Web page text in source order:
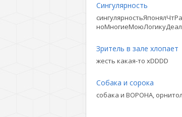
Сингулярность
Зритель в зале хлопает
жесть какая-то xDDDD
Собака и сорока
собака и ВОРОНА,